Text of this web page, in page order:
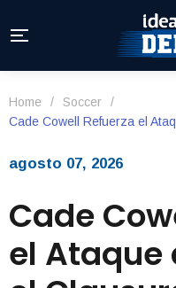
Home / Soccer
/
Cade Cowell Refuerza el
agosto 07, 2026
Cade
el Ataque